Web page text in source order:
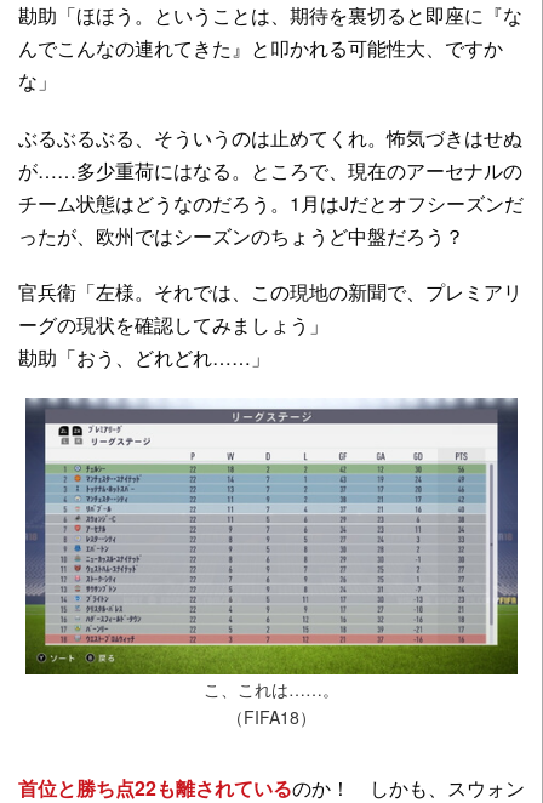
勘助「ほほう。ということは、期待を裏切ると即座に『な
んでこんなの連れてきた』と叩かれる可能性大、ですか
な」
ぶるぶるぶる、そういうのは止めてくれ。怖気づきはせぬ
が……多少重荷にはなる。ところで、現在のアーセナルの
チーム状態はどうなのだろう。1月はJだとオフシーズンだ
ったが、欧州ではシーズンのちょうど中盤だろう？
官兵衛「左様。それでは、この現地の新聞で、プレミアリ
ーグの現状を確認してみましょう」
勘助「おう、どれどれ……」
こ、これは……。
（FIFA18）
首位と勝ち点22も離されているのか！ しかも、スウォン